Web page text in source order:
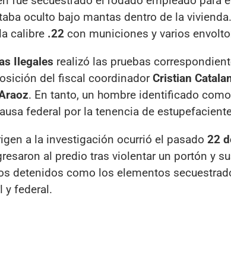
oculto bajo mantas dentro de la
calibre .22 con municiones y varios
Ilegales realizó las pruebas
del fiscal coordinadorCristian
. En tanto, un hombre identificado como
federal por la tenencia de
a la investigación ocurrió el pasado 22
al predio tras violentar un portón y
detenidos como los elementos
y federal.